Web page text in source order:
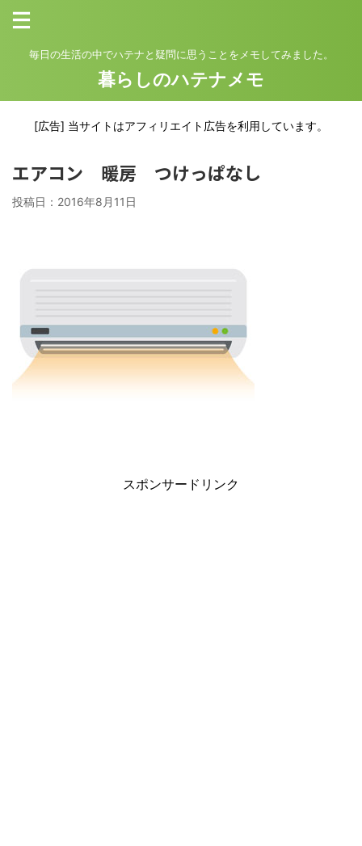
毎日の生活の中でハテナと疑問に思うことをメモしてみました。
暮らしのハテナメモ
[広告] 当サイトはアフィリエイト広告を利用しています。
エアコン 暖房 つけっぱなし
投稿日： 2016年8月11日
スポンサードリンク